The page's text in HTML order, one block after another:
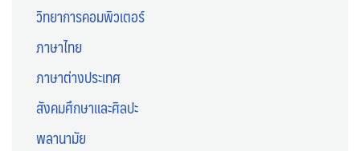
วิทยาการคอมพิวเตอร์
ภาษาไทย
ภาษาต่างประเทศ
สังคมศึกษาและศิลปะ
พลานามัย